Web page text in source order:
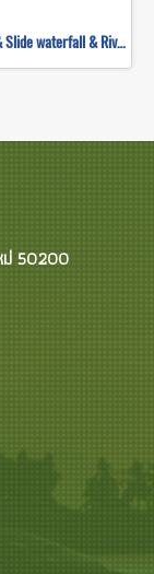
Trekking 3H. & Slide waterfall & River tubing- Overnight
ม่ 50200